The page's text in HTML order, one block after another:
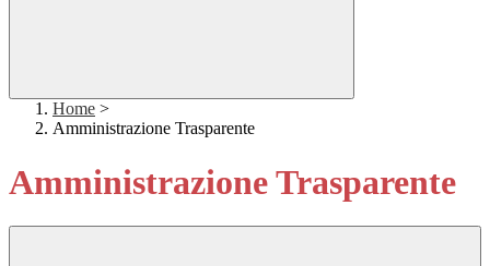
Home >
Amministrazione Trasparente
Amministrazione Trasparente